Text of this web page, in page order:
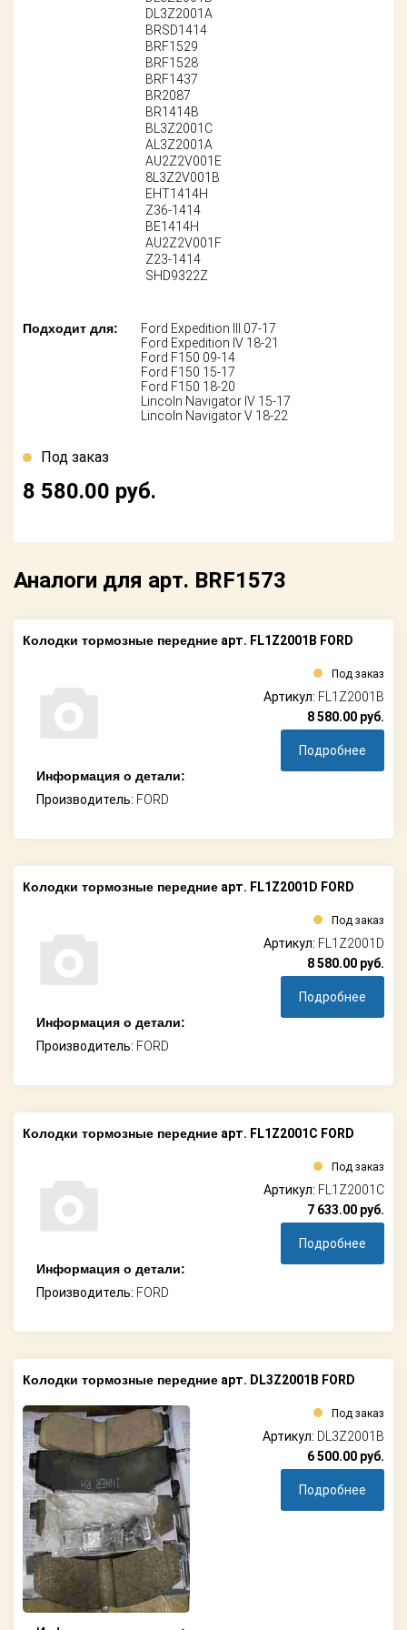
DL3Z2001A
BRSD1414
BRF1529
BRF1528
BRF1437
BR2087
BR1414B
BL3Z2001C
AL3Z2001A
AU2Z2V001E
8L3Z2V001B
EHT1414H
Z36-1414
BE1414H
AU2Z2V001F
Z23-1414
SHD9322Z
Подходит для:
Ford Expedition III 07-17
Ford Expedition IV 18-21
Ford F150 09-14
Ford F150 15-17
Ford F150 18-20
Lincoln Navigator IV 15-17
Lincoln Navigator V 18-22
Под заказ
8 580.00 руб.
Аналоги для арт. BRF1573
Колодки тормозные передние арт. FL1Z2001B FORD
Информация о детали:
Производитель: FORD
Под заказ
Артикул: FL1Z2001B
8 580.00 руб.
Подробнее
Колодки тормозные передние арт. FL1Z2001D FORD
Информация о детали:
Производитель: FORD
Под заказ
Артикул: FL1Z2001D
8 580.00 руб.
Подробнее
Колодки тормозные передние арт. FL1Z2001C FORD
Информация о детали:
Производитель: FORD
Под заказ
Артикул: FL1Z2001C
7 633.00 руб.
Подробнее
Колодки тормозные передние арт. DL3Z2001B FORD
Под заказ
Артикул: DL3Z2001B
6 500.00 руб.
Подробнее